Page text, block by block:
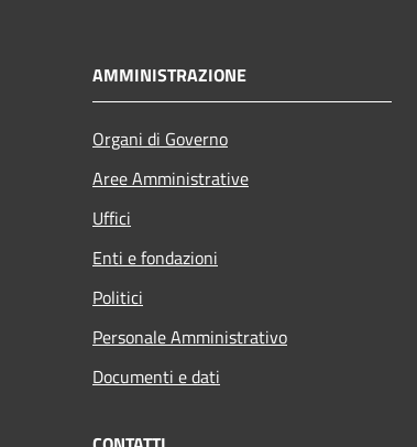
AMMINISTRAZIONE
Organi di Governo
Aree Amministrative
Uffici
Enti e fondazioni
Politici
Personale Amministrativo
Documenti e dati